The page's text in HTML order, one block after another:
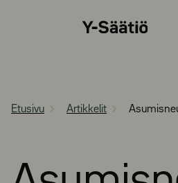
Etusivu Artikkelit